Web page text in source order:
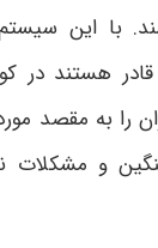
با این
هستند در
را به مقصد
و مشکلات